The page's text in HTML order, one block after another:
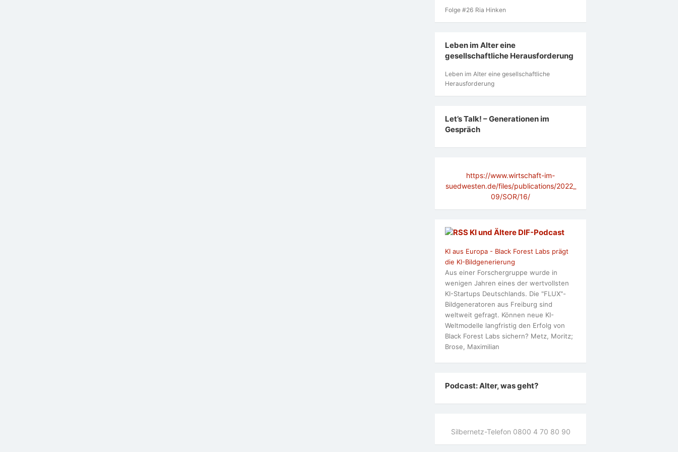
Folge #26 Ria Hinken
Leben im Alter eine
gesellschaftliche Herausforderung
Leben im Alter eine gesellschaftliche
Herausforderung
Let’s Talk! – Generationen im
Gespräch
https://www.wirtschaft-im-
suedwesten.de/files/publications/2022_
09/SOR/16/
KI und Ältere DlF-Podcast
KI aus Europa - Black Forest Labs prägt
die KI-Bildgenerierung
Aus einer Forschergruppe wurde in
wenigen Jahren eines der wertvollsten
KI-Startups Deutschlands. Die "FLUX"-
Bildgeneratoren aus Freiburg sind
weltweit gefragt. Können neue KI-
Weltmodelle langfristig den Erfolg von
Black Forest Labs sichern? Metz, Moritz;
Brose, Maximilian
Podcast: Alter, was geht?
Silbernetz-Telefon 0800 4 70 80 90